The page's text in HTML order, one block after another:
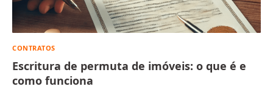
CONTRATOS
Escritura de permuta de imóveis: o que é e
como funciona